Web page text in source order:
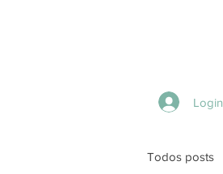
Login
Todos posts